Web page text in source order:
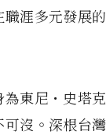
涯多元發展的
東尼・史塔克
沒。深根台灣